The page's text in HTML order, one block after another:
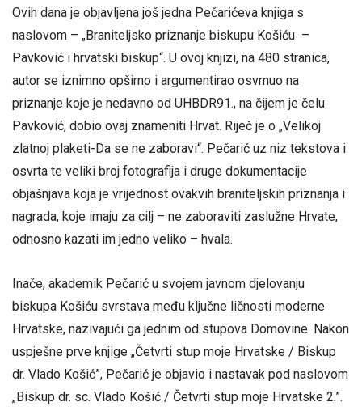
Ovih dana je objavljena još jedna Pečarićeva knjiga s
naslovom – „Braniteljsko priznanje biskupu Košiću –
Pavković i hrvatski biskup“. U ovoj knjizi, na 480 stranica,
autor se iznimno opširno i argumentirao osvrnuo na
priznanje koje je nedavno od UHBDR91., na čijem je čelu
Pavković, dobio ovaj znameniti Hrvat. Riječ je o „Velikoj
zlatnoj plaketi-Da se ne zaboravi“. Pečarić uz niz tekstova i
osvrta te veliki broj fotografija i druge dokumentacije
objašnjava koja je vrijednost ovakvih braniteljskih priznanja i
nagrada, koje imaju za cilj – ne zaboraviti zaslužne Hrvate,
odnosno kazati im jedno veliko – hvala.
Inače, akademik Pečarić u svojem javnom djelovanju
biskupa Košiću svrstava među ključne ličnosti moderne
Hrvatske, nazivajući ga jednim od stupova Domovine. Nakon
uspješne prve knjige „Četvrti stup moje Hrvatske / Biskup
dr. Vlado Košić”, Pečarić je objavio i nastavak pod naslovom
„Biskup dr. sc. Vlado Košić / Četvrti stup moje Hrvatske 2.”.